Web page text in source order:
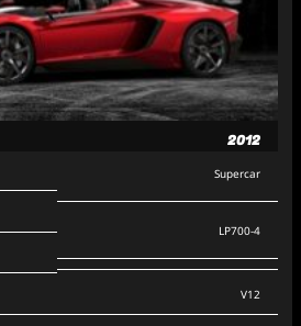
2012
Supercar
LP700-4
V12